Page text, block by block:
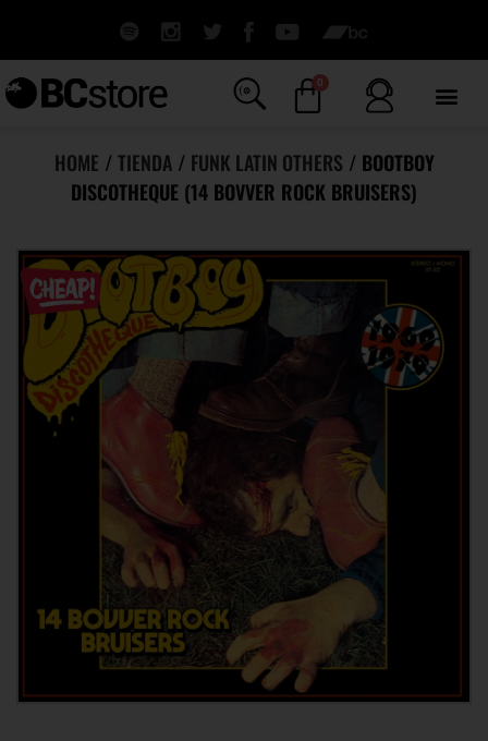
0
HOME / TIENDA/ FUNK LATIN OTHERS / BOOTBOY
DISCOTHEQUE (14 BOVVER ROCK BRUISERS)